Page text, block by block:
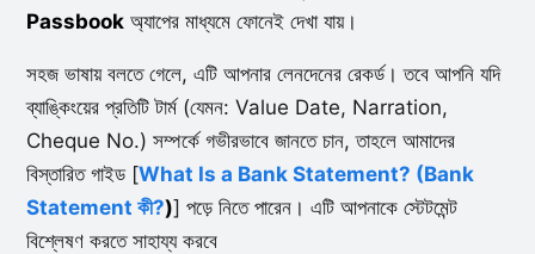
Passbookঅ্যাপের মাধ্যমে ফোনেই দেখা যায়।
সহজ ভাষায় বলতে গেলে, এটি আপনার লেনদেনের রেকর্ড। তবে আপনি যদি
ব্যাঙ্কিংয়ের প্রতিটি টার্ম (যেমন: Value Date, Narration,
Cheque No.) সম্পর্কে গভীরভাবে জানতে চান, তাহলে আমাদের
বিস্তারিত গাইড [What Is a Bank Statement? (Bank
Statement কী?)] পড়ে নিতে পারেন। এটি আপনাকে স্টেটমেন্ট
বিশ্লেষণ করতে সাহায্য করবে